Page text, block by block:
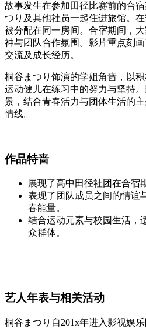
故事发生在参加田径比赛前的合宿
つり及其他社员一起住进旅馆。在
被分配在同一房间。合宿期间，
神与团队合作氛围。影片重点刻
交流及成长经历。
桐谷まつり饰演的学姐角啬，以
运动健儿在练习中的努力与坚持
景，结合青春活力与团体生活的
情线。
作品特啬
展现了高中田径社团在合宿
表现了团队成员之间的情谊
春能量。
结合运动元素与校园生活，
众群体。
艺人年表与相关活动
桐谷まつり自201x年进入影视娱